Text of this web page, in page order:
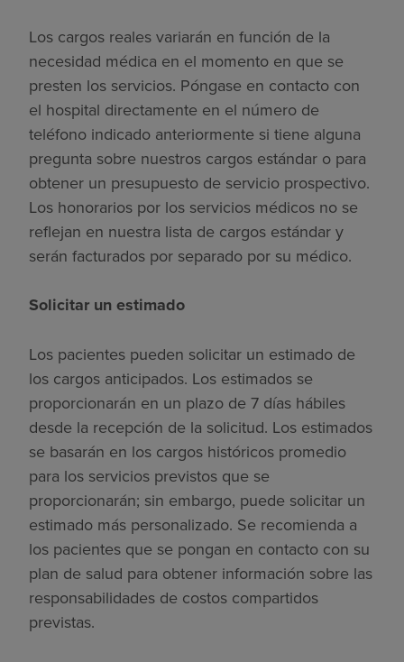
Los cargos reales variarán en función de la
necesidad médica en el momento en que se
presten los servicios. Póngase en contacto con
el hospital directamente en el número de
teléfono indicado anteriormente si tiene alguna
pregunta sobre nuestros cargos estándar o para
obtener un presupuesto de servicio prospectivo.
Los honorarios por los servicios médicos no se
reflejan en nuestra lista de cargos estándar y
serán facturados por separado por su médico.
Solicitar un estimado
Los pacientes pueden solicitar un estimado de
los cargos anticipados. Los estimados se
proporcionarán en un plazo de 7 días hábiles
desde la recepción de la solicitud. Los estimados
se basarán en los cargos históricos promedio
para los servicios previstos que se
proporcionarán; sin embargo, puede solicitar un
estimado más personalizado. Se recomienda a
los pacientes que se pongan en contacto con su
plan de salud para obtener información sobre las
responsabilidades de costos compartidos
previstas.